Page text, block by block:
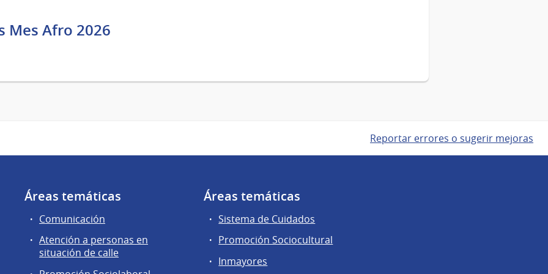
Mes Afro 2026
Reportar errores o sugerir mejoras
Áreas temáticas
Comunicación
Atención a personas en
situación de calle
Áreas temáticas
Sistema de Cuidados
Promoción Sociocultural
Inmayores